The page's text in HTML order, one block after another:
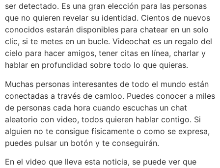
ser detectado. Es una gran elección para las personas
que no quieren revelar su identidad. Cientos de nuevos
conocidos estarán disponibles para chatear en un solo
clic, si te metes en un bucle. Videochat es un regalo del
cielo para hacer amigos, tener citas en línea, charlar y
hablar en profundidad sobre todo lo que quieras.
Muchas personas interesantes de todo el mundo están
conectadas a través de camloo. Puedes conocer a miles
de personas cada hora cuando escuchas un chat
aleatorio con video, todos quieren hablar contigo. Si
alguien no te consigue físicamente o como se expresa,
puedes pulsar un botón y te conseguirán.
En el video que lleva esta noticia, se puede ver que